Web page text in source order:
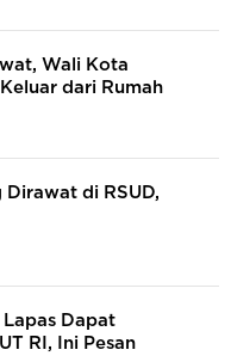
Wali Kota
dari Rumah
di RSUD,
Dapat
RI, Ini Pesan